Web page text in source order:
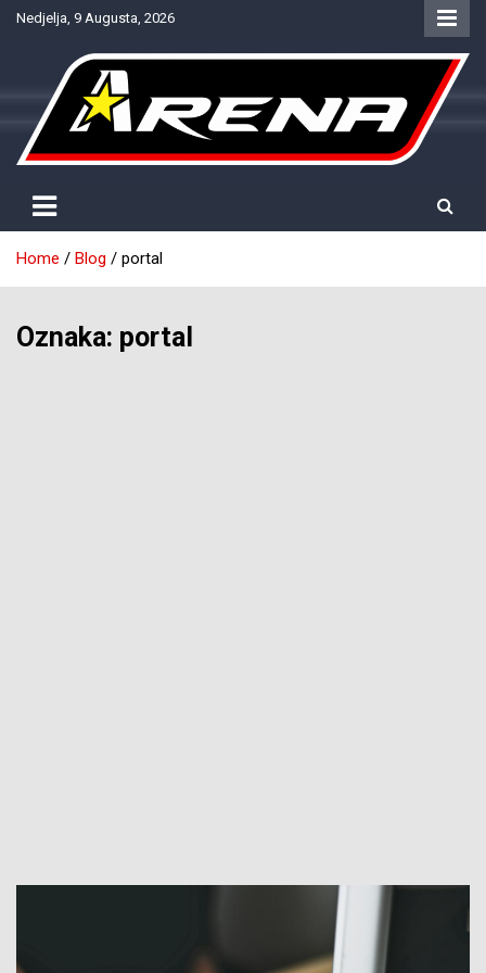
SkipNedjelja, 9 Augusta, 2026
NTV Arena
Home Blog portal
Oznaka: portal